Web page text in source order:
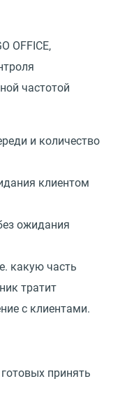
OFFICE,
частотой
и количество
клиентом
ожидания
какую часть
тратит
с клиентами.
принять